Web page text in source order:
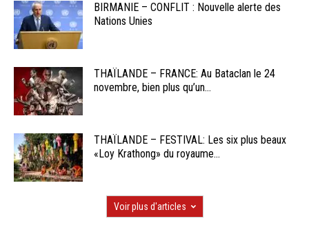
BIRMANIE – CONFLIT : Nouvelle alerte des
Nations Unies
THAÏLANDE – FRANCE: Au Bataclan le 24
novembre, bien plus qu’un...
THAÏLANDE – FESTIVAL: Les six plus beaux
«Loy Krathong» du royaume...
Voir plus d'articles